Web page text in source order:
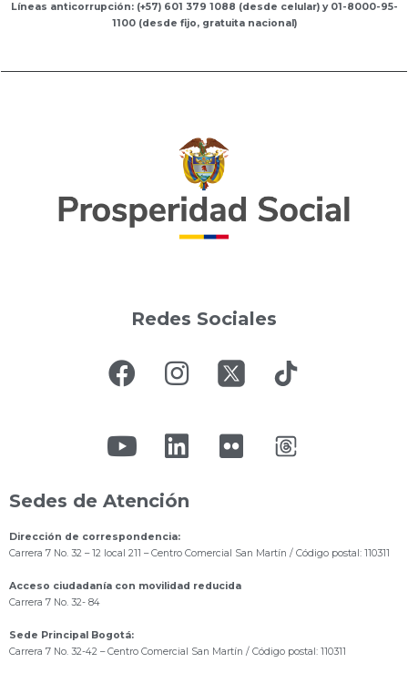
Líneas anticorrupción: (+57) 601 379 1088 (desde celular) y 01-8000-95-
1100 (desde fijo, gratuita nacional)
Redes Sociales
Sedes de Atención
Dirección de correspondencia:
Carrera 7 No. 32 – 12 local 211 – Centro Comercial San Martín / Código postal: 110311
Acceso ciudadanía con movilidad reducida
Carrera 7 No. 32- 84
Sede Principal Bogotá:
Carrera 7 No. 32-42 – Centro Comercial San Martín / Código postal: 110311